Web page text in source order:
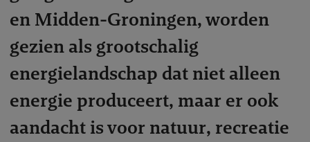
en Midden-Groningen, worden
gezien als grootschalig
energielandschap dat niet alleen
energie produceert, maar er ook
aandacht is voor natuur, recreatie